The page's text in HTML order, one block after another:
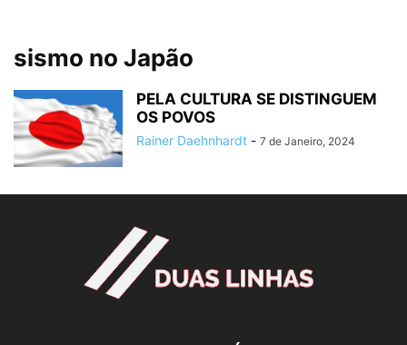
sismo no Japão
PELA CULTURA SE DISTINGUEM
OS POVOS
Rainer Daehnhardt - 7 de Janeiro, 2024